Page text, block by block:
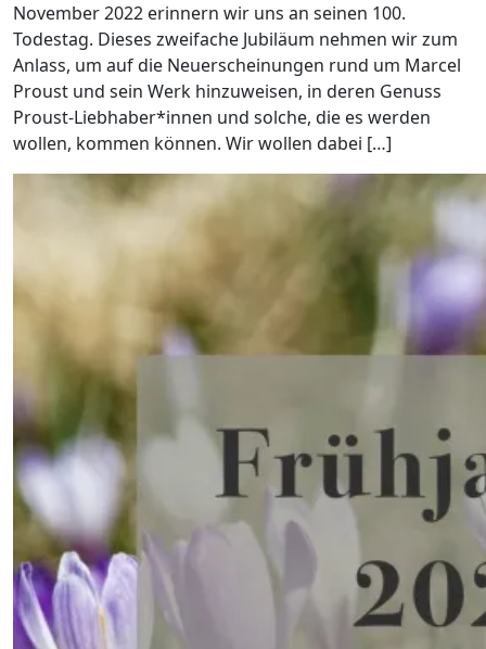
November 2022 erinnern wir uns an seinen 100.
Todestag. Dieses zweifache Jubiläum nehmen wir zum
Anlass, um auf die Neuerscheinungen rund um Marcel
Proust und sein Werk hinzuweisen, in deren Genuss
Proust-Liebhaber*innen und solche, die es werden
wollen, kommen können. Wir wollen dabei […]